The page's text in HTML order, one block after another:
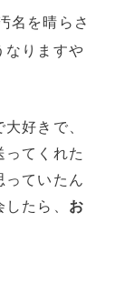
名を晴らさ
なりますや
好きで、
ってくれた
っていたん
たら、 お